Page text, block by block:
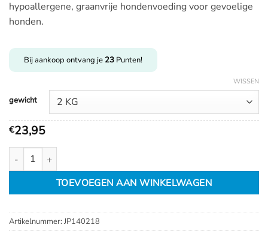
tot
hypoallergene, graanvrije hondenvoeding voor gevoelige
honden.
Bij aankoop ontvang je 23 Punten!
gewicht
WISSEN
€23,95
Riverwood Adult Paard & Hert met Konijn aantal
TOEVOEGEN AAN WINKELWAGEN
Artikelnummer: JP140218